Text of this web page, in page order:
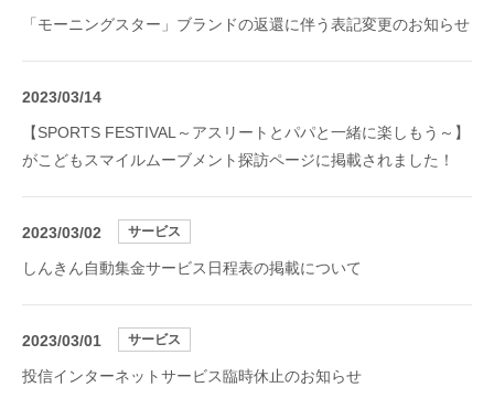
「モーニングスター」ブランドの返還に伴う表記変更のお知らせ
2023/03/14
【SPORTS FESTIVAL～アスリートとパパと一緒に楽しもう～】
がこどもスマイルムーブメント探訪ページに掲載されました！
2023/03/02 サービス
しんきん自動集金サービス日程表の掲載について
2023/03/01 サービス
投信インターネットサービス臨時休止のお知らせ